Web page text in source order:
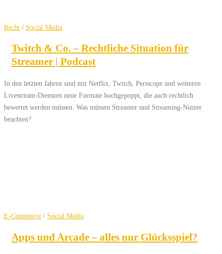
Recht / Social Media
Twitch & Co. – Rechtliche Situation für
Streamer | Podcast
In den letzten Jahren sind mit Netflix, Twitch, Periscope und weiteren
Livestream-Diensten neue Formate hochgepoppt, die auch rechtlich
bewertet werden müssen. Was müssen Streamer und Streaming-Nutzer
beachten?
E-Commerce / Social Media
Apps und Arcade – alles nur Glücksspiel?